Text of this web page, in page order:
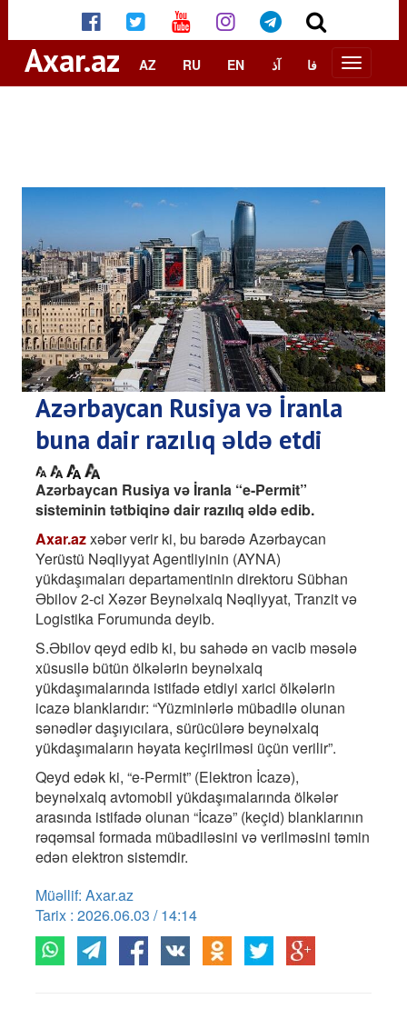
Axar.az AZ RU EN آذ فا
Azərbaycan Rusiya və İranla
buna dair razılıq əldə etdi
Azərbaycan Rusiya və İranla “e-Permit”
sisteminin tətbiqinə dair razılıq əldə edib.
Axar.azxəbər verir ki, bu barədə Azərbaycan
Yerüstü Nəqliyyat Agentliyinin (AYNA)
yükdaşımaları departamentinin direktoru Sübhan
Əbilov 2-ci Xəzər Beynəlxalq Nəqliyyat, Tranzit və
Logistika Forumunda deyib.
S.Əbilov qeyd edib ki, bu sahədə ən vacib məsələ
xüsusilə bütün ölkələrin beynəlxalq
yükdaşımalarında istifadə etdiyi xarici ölkələrin
icazə blanklarıdır: “Yüzminlərlə mübadilə olunan
sənədlər daşıyıcılara, sürücülərə beynəlxalq
yükdaşımaların həyata keçirilməsi üçün verilir”.
Qeyd edək ki, “e-Permit” (Elektron İcazə),
beynəlxalq avtomobil yükdaşımalarında ölkələr
arasında istifadə olunan “İcazə” (keçid) blanklarının
rəqəmsal formada mübadiləsini və verilməsini təmin
edən elektron sistemdir.
Müəllif: Axar.az
Tarix : 2026.06.03 / 14:14